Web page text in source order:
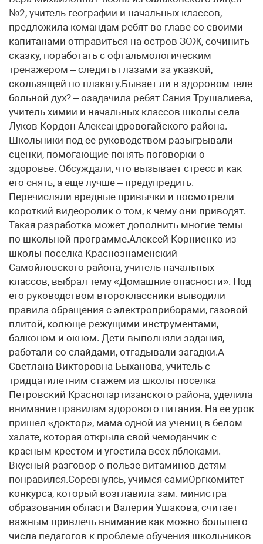
№2, учитель географии и начальных классов,
предложила командам ребят во главе со своими
капитанами отправиться на остров ЗОЖ, сочинить
сказку, поработать с офтальмологическим
тренажером – следить глазами за указкой,
скользящей по плакату.Бывает ли в здоровом теле
больной дух? – озадачила ребят Сания Трушалиева,
учитель химии и начальных классов школы села
Луков Кордон Александровогайского района.
Школьники под ее руководством разыгрывали
сценки, помогающие понять поговорки о
здоровье. Обсуждали, что вызывает стресс и как
его снять, а еще лучше – предупредить.
Перечисляли вредные привычки и посмотрели
короткий видеоролик о том, к чему они приводят.
Такая разработка может дополнить многие темы
по школьной программе.Алексей Корниенко из
школы поселка Краснознаменский
Самойловского района, учитель начальных
классов, выбрал тему «Домашние опасности». Под
его руководством второклассники выводили
правила обращения с электроприборами, газовой
плитой, колюще-режущими инструментами,
балконом и окном. Дети выполняли задания,
работали со слайдами, отгадывали загадки.А
Светлана Викторовна Быханова, учитель с
тридцатилетним стажем из школы поселка
Петровский Краснопартизанского района, уделила
внимание правилам здорового питания. На ее урок
пришел «доктор», мама одной из учениц в белом
халате, которая открыла свой чемоданчик с
красным крестом и угостила всех яблоками.
Вкусный разговор о пользе витаминов детям
понравился.Соревнуясь, учимся самиОргкомитет
конкурса, который возглавила зам. министра
образования области Валерия Ушакова, считает
важным привлечь внимание как можно большего
числа педагогов к проблеме обучения школьников